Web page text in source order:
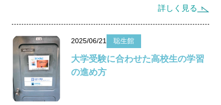
をすることに拍車がかかりそうですね。学力を伸ばすこ
も大切なことになります。
個別指導の「聡生館」ではそうした自己評価の上が
る土俵を模索して、通塾生に提示することも塾の大切な
使命の一つであると考えています。
みを養うことができる問題集を必ず1冊は購入してくだ
さい。 計算力は大方の問題で必要不可欠になってきま
す。 １年生から３年生まで、公立中学校では、１学期
は必ず計算問題が中心になってきます。 勿論、計算だ
けのテスト問題という訳ではありませんが、単純な計算
問題の他に、計算力を要する応用的な問題が出題されま
詳しく見る
2025/06/21 聡生館
大学受験に合わせた高校生の学習
の進め方